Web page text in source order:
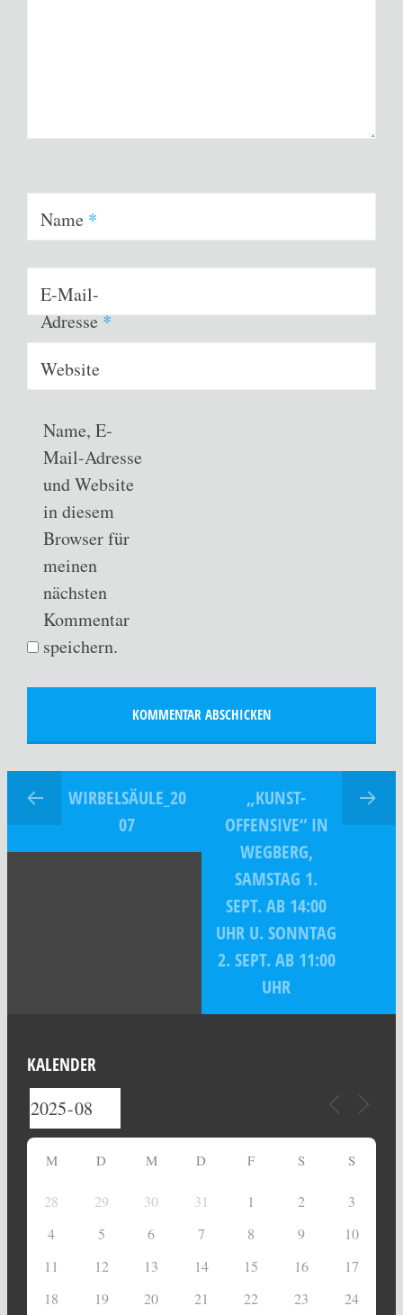
Name *
E-Mail-
Adresse*
Website
Name, E-
Mail-Adresse
und Website
in diesem
Browser für
meinen
nächsten
Kommentar
speichern.
WIRBELSÄULE_20
07
„KUNST-
OFFENSIVE“ IN
WEGBERG,
SAMSTAG 1.
SEPT. AB 14:00
UHR U. SONNTAG
2. SEPT. AB 11:00
UHR
KALENDER
M D M D F S S
28 29 30 31 1 2
3
4
5 6 7 8 9
10
11
12 13 14 15 16
17
18
19 20 21 22 23
24